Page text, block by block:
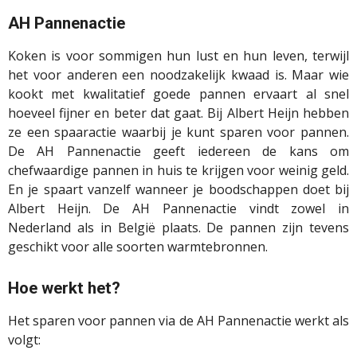
AH Pannenactie
Koken is voor sommigen hun lust en hun leven, terwijl
het voor anderen een noodzakelijk kwaad is. Maar wie
kookt met kwalitatief goede pannen ervaart al snel
hoeveel fijner en beter dat gaat. Bij Albert Heijn hebben
ze een spaaractie waarbij je kunt sparen voor pannen.
De AH Pannenactie geeft iedereen de kans om
chefwaardige pannen in huis te krijgen voor weinig geld.
En je spaart vanzelf wanneer je boodschappen doet bij
Albert Heijn. De AH Pannenactie vindt zowel in
Nederland als in België plaats. De pannen zijn tevens
geschikt voor alle soorten warmtebronnen.
Hoe werkt het?
Het sparen voor pannen via de AH Pannenactie werkt als
volgt: